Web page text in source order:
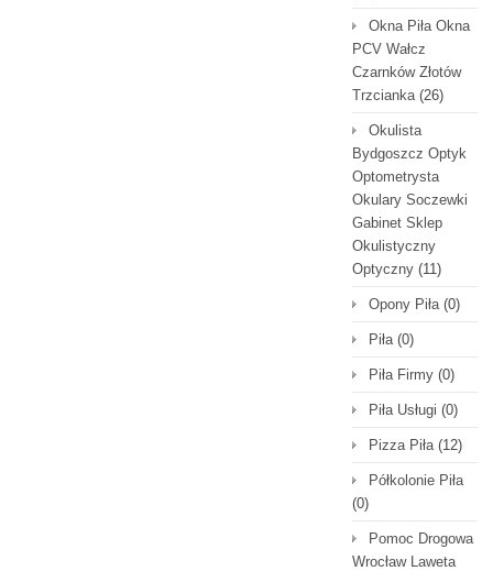
Okna Piła Okna
PCV Wałcz
Czarnków Złotów
Trzcianka(26)
Okulista
Bydgoszcz Optyk
Optometrysta
Okulary Soczewki
Gabinet Sklep
Okulistyczny
Optyczny (11)
Opony Piła(0)
Piła(0)
Piła Firmy (0)
Piła Usługi (0)
Pizza Piła(12)
Półkolonie Piła
(0)
Pomoc Drogowa
Wrocław Laweta